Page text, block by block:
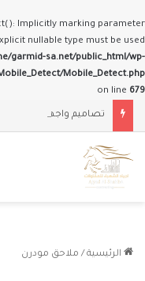
Implicitly marking parameter
nullable type must be used
garmid-sa.net/public_html/wp-
Mobile_Detect.php
on line 679
تصاميم واجهات وملاحق
الرئيسية / ملاحق مودرن